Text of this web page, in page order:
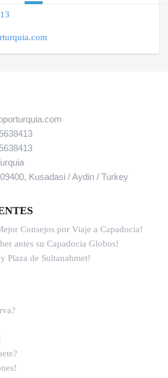
Kusadasi / Aydin / Turkey
Consejos por Viaje a Capadocia!
antes su Capadocia Globos!
Plaza de Sultanahmet!